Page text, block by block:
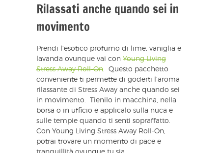
Rilassati anche quando sei in
movimento
Prendi l’esotico profumo di lime, vaniglia e
lavanda ovunque vai con Young Living
Stress Away Roll-On. Questo pacchetto
conveniente ti permette di goderti l’aroma
rilassante di Stress Away anche quando sei
in movimento. Tienilo in macchina, nella
borsa o in ufficio e applicalo sulla nuca e
sulle tempie quando ti senti sopraffatto.
Con Young Living Stress Away Roll-On,
potrai trovare un momento di pace e